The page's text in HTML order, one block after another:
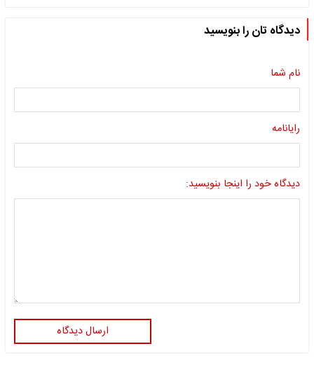
دیدگاه تان را بنویسید
نام شما
رایانامه
دیدگاه خود را اینجا بنویسید:
ارسال دیدگاه